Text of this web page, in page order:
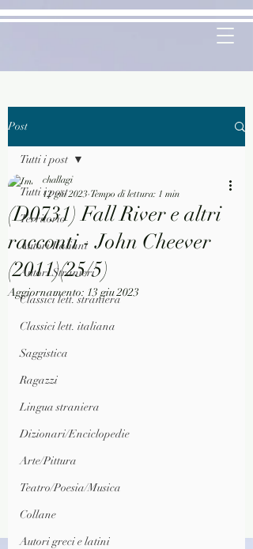
Post
Tutti i post
Territorio
Autori Italiani
Autori Stranieri
Classici lett. straniera
Classici lett. italiana
Saggistica
Ragazzi
Lingua straniera
Dizionari/Enciclopedie
Arte/Pittura
Teatro/Poesia/Musica
Collane
Autori greci e latini
Tutti i post
(D0731) Fall River e altri
racconti - John Cheever
(2011)(25/5)
challagi
12 giu 2023 Tempo di lettura: 1 min
Aggiornamento: 13 giu 2023